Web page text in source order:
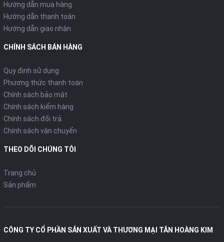
Hướng dẫn mua hàng
Hướng dẫn thanh toán
Hướng dẫn giao nhận
CHÍNH SÁCH BÁN HÀNG
Quy định sử dụng
Phương thức thanh toán
Chính sách bảo mật
Chính sách kiểm hàng
Chính sách đổi trả
Chính sách vận chuyển
THEO DÕI CHÚNG TÔI
Trang chủ
Sản phẩm
CÔNG TY CỔ PHẦN SẢN XUẤT VÀ THƯƠNG MẠI TÂN HOÀNG KIM